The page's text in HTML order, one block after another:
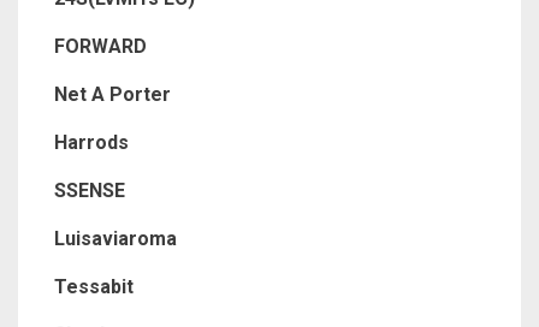
FORWARD
Net A Porter
Harrods
SSENSE
Luisaviaroma
Tessabit